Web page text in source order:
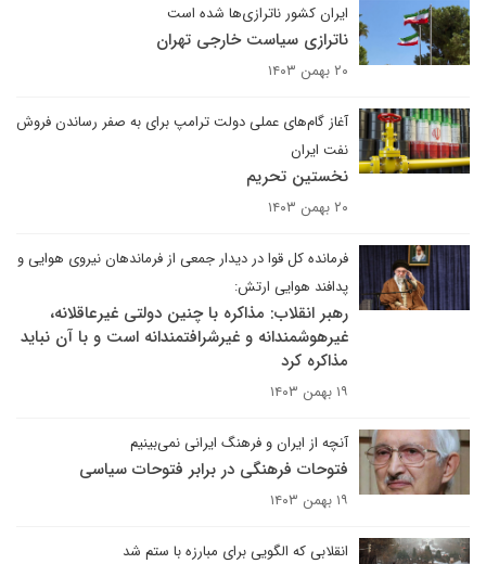
ایران کشور ناترازی‌ها شده است
ناترازی سیاست خارجی تهران
۲۰ بهمن ۱۴۰۳
آغاز گام‌های عملی دولت ترامپ برای به صفر رساندن فروش
نفت ایران
نخستین تحریم
۲۰ بهمن ۱۴۰۳
فرمانده کل قوا در دیدار جمعی از فرماندهان نیروی هوایی و
پدافند هوایی ارتش:
رهبر انقلاب: مذاکره با چنین دولتی غیرعاقلانه،
غیرهوشمندانه و غیرشرافتمندانه است و با آن نباید
مذاکره کرد
۱۹ بهمن ۱۴۰۳
آنچه از ایران و فرهنگ ایرانی نمی‌بینیم
فتوحات فرهنگی در برابر فتوحات سیاسی
۱۹ بهمن ۱۴۰۳
انقلابی که الگویی برای مبارزه با ستم شد